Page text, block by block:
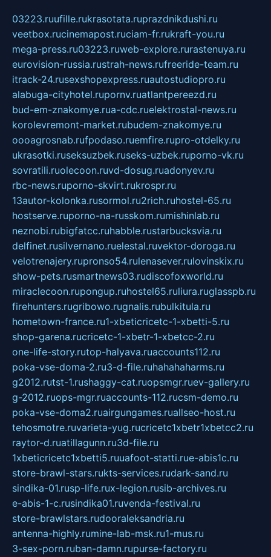
03223.ruufille.rukrasotata.ruprazdnikdushi.ru
veetbox.rucinemapost.ruciam-fr.rukraft-you.ru
mega-press.ru03223.ruweb-explore.rurastenuya.ru
eurovision-russia.rustrah-news.rufreeride-team.ru
itrack-24.rusexshopexpress.ruautostudiopro.ru
alabuga-cityhotel.rupornv.ruatlantpereezd.ru
bud-em-znakomye.rua-cdc.ruelektrostal-news.ru
korolevremont-market.rubudem-znakomye.ru
oooagrosnab.rufpodaso.ruemfire.rupro-otdelky.ru
ukrasotki.ruseksuzbek.ruseks-uzbek.ruporno-vk.ru
sovratili.ruolecoon.ruvd-dosug.ruadonyev.ru
rbc-news.ruporno-skvirt.rukrospr.ru
13autor-kolonka.rusormol.ru2rich.ruhostel-65.ru
hostserve.ruporno-na-russkom.rumishinlab.ru
neznobi.rubigfatcc.ruhabble.rustarbucksvia.ru
delfinet.rusilvernano.ruelestal.ruvektor-doroga.ru
velotrenajery.rupronso54.rulenasever.rulovinskix.ru
show-pets.rusmartnews03.rudiscofoxworld.ru
miraclecoon.rupongup.ruhostel65.ruliura.ruglasspb.ru
firehunters.rugribowo.rugnalis.rubulkitula.ru
hometown-france.ru1-xbeticricetc-1-xbetti-5.ru
shop-garena.rucricetc-1-xbetr-1-xbetcc-2.ru
one-life-story.rutop-halyava.ruaccounts112.ru
poka-vse-doma-2.ru3-d-file.ruhahahaharms.ru
g2012.rutst-1.rushaggy-cat.ruopsmgr.ruev-gallery.ru
g-2012.ruops-mgr.ruaccounts-112.rucsm-demo.ru
poka-vse-doma2.ruairgungames.ruallseo-host.ru
tehosmotre.ruvarieta-yug.rucricetc1xbetr1xbetcc2.ru
raytor-d.ruatillagunn.ru3d-file.ru
1xbeticricetc1xbetti5.ruuafoot-statti.rue-abis1c.ru
store-brawl-stars.rukts-services.rudark-sand.ru
sindika-01.rusp-life.rux-legion.rusib-archives.ru
e-abis-1-c.rusindika01.ruvenda-festival.ru
store-brawlstars.rudooraleksandria.ru
antenna-highly.rumine-lab-msk.ru1-mus.ru
3-sex-porn.ruban-damn.rupurse-factory.ru